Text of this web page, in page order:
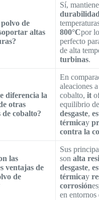
de
altas
Sí,
durabilidad
800°Cpor
perfecto
de alta
turbinas.
diferencia la
otras
de cobalto?
En
aleaciones
cobalto, it
equilibrio de
desgaste,
térmicay
contra la
las
ventajas de
de
Sus
son alta
desgaste,
térmicay
corrosión
en entornos